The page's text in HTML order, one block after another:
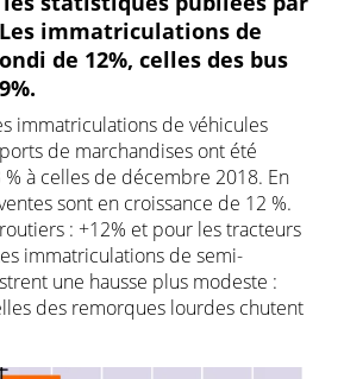
Les immatriculations de
de 12%, celles des bus
immatriculations de véhicules
de marchandises ont été
à celles de décembre 2018. En
sont en croissance de 12 %.
: +12% et pour les tracteurs
immatriculations de semi-
une hausse plus modeste :
des remorques lourdes chutent